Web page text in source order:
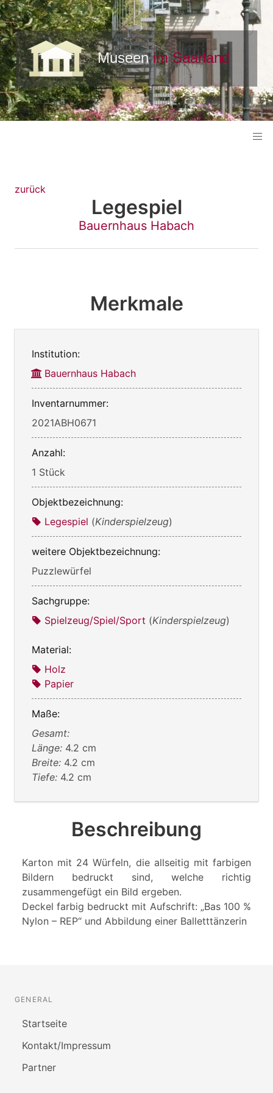
zurück
Legespiel
Bauernhaus Habach
Merkmale
Institution:
Bauernhaus Habach
Inventarnummer:
2021ABH0671
Anzahl:
1 Stück
Objektbezeichnung:
Legespiel (Kinderspielzeug)
weitere Objektbezeichnung:
Puzzlewürfel
Sachgruppe:
Spielzeug/Spiel/Sport (Kinderspielzeug)
Material:
Holz
Papier
Maße:
Gesamt:
Länge: 4.2 cm
Breite: 4.2 cm
Tiefe: 4.2 cm
Beschreibung
Karton mit 24 Würfeln, die allseitig mit farbigen
Bildern bedruckt sind, welche richtig
zusammengefügt ein Bild ergeben.
Deckel farbig bedruckt mit Aufschrift: „Bas 100 %
Nylon – REP“ und Abbildung einer Balletttänzerin
GENERAL
Startseite
Kontakt/Impressum
Partner